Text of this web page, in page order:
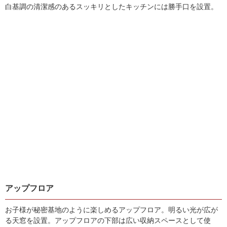
白基調の清潔感のあるスッキリとしたキッチンには勝手口を設置。
アップフロア
お子様が秘密基地のように楽しめるアップフロア。明るい光が広が
る天窓を設置。アップフロアの下部は広い収納スペースとして使